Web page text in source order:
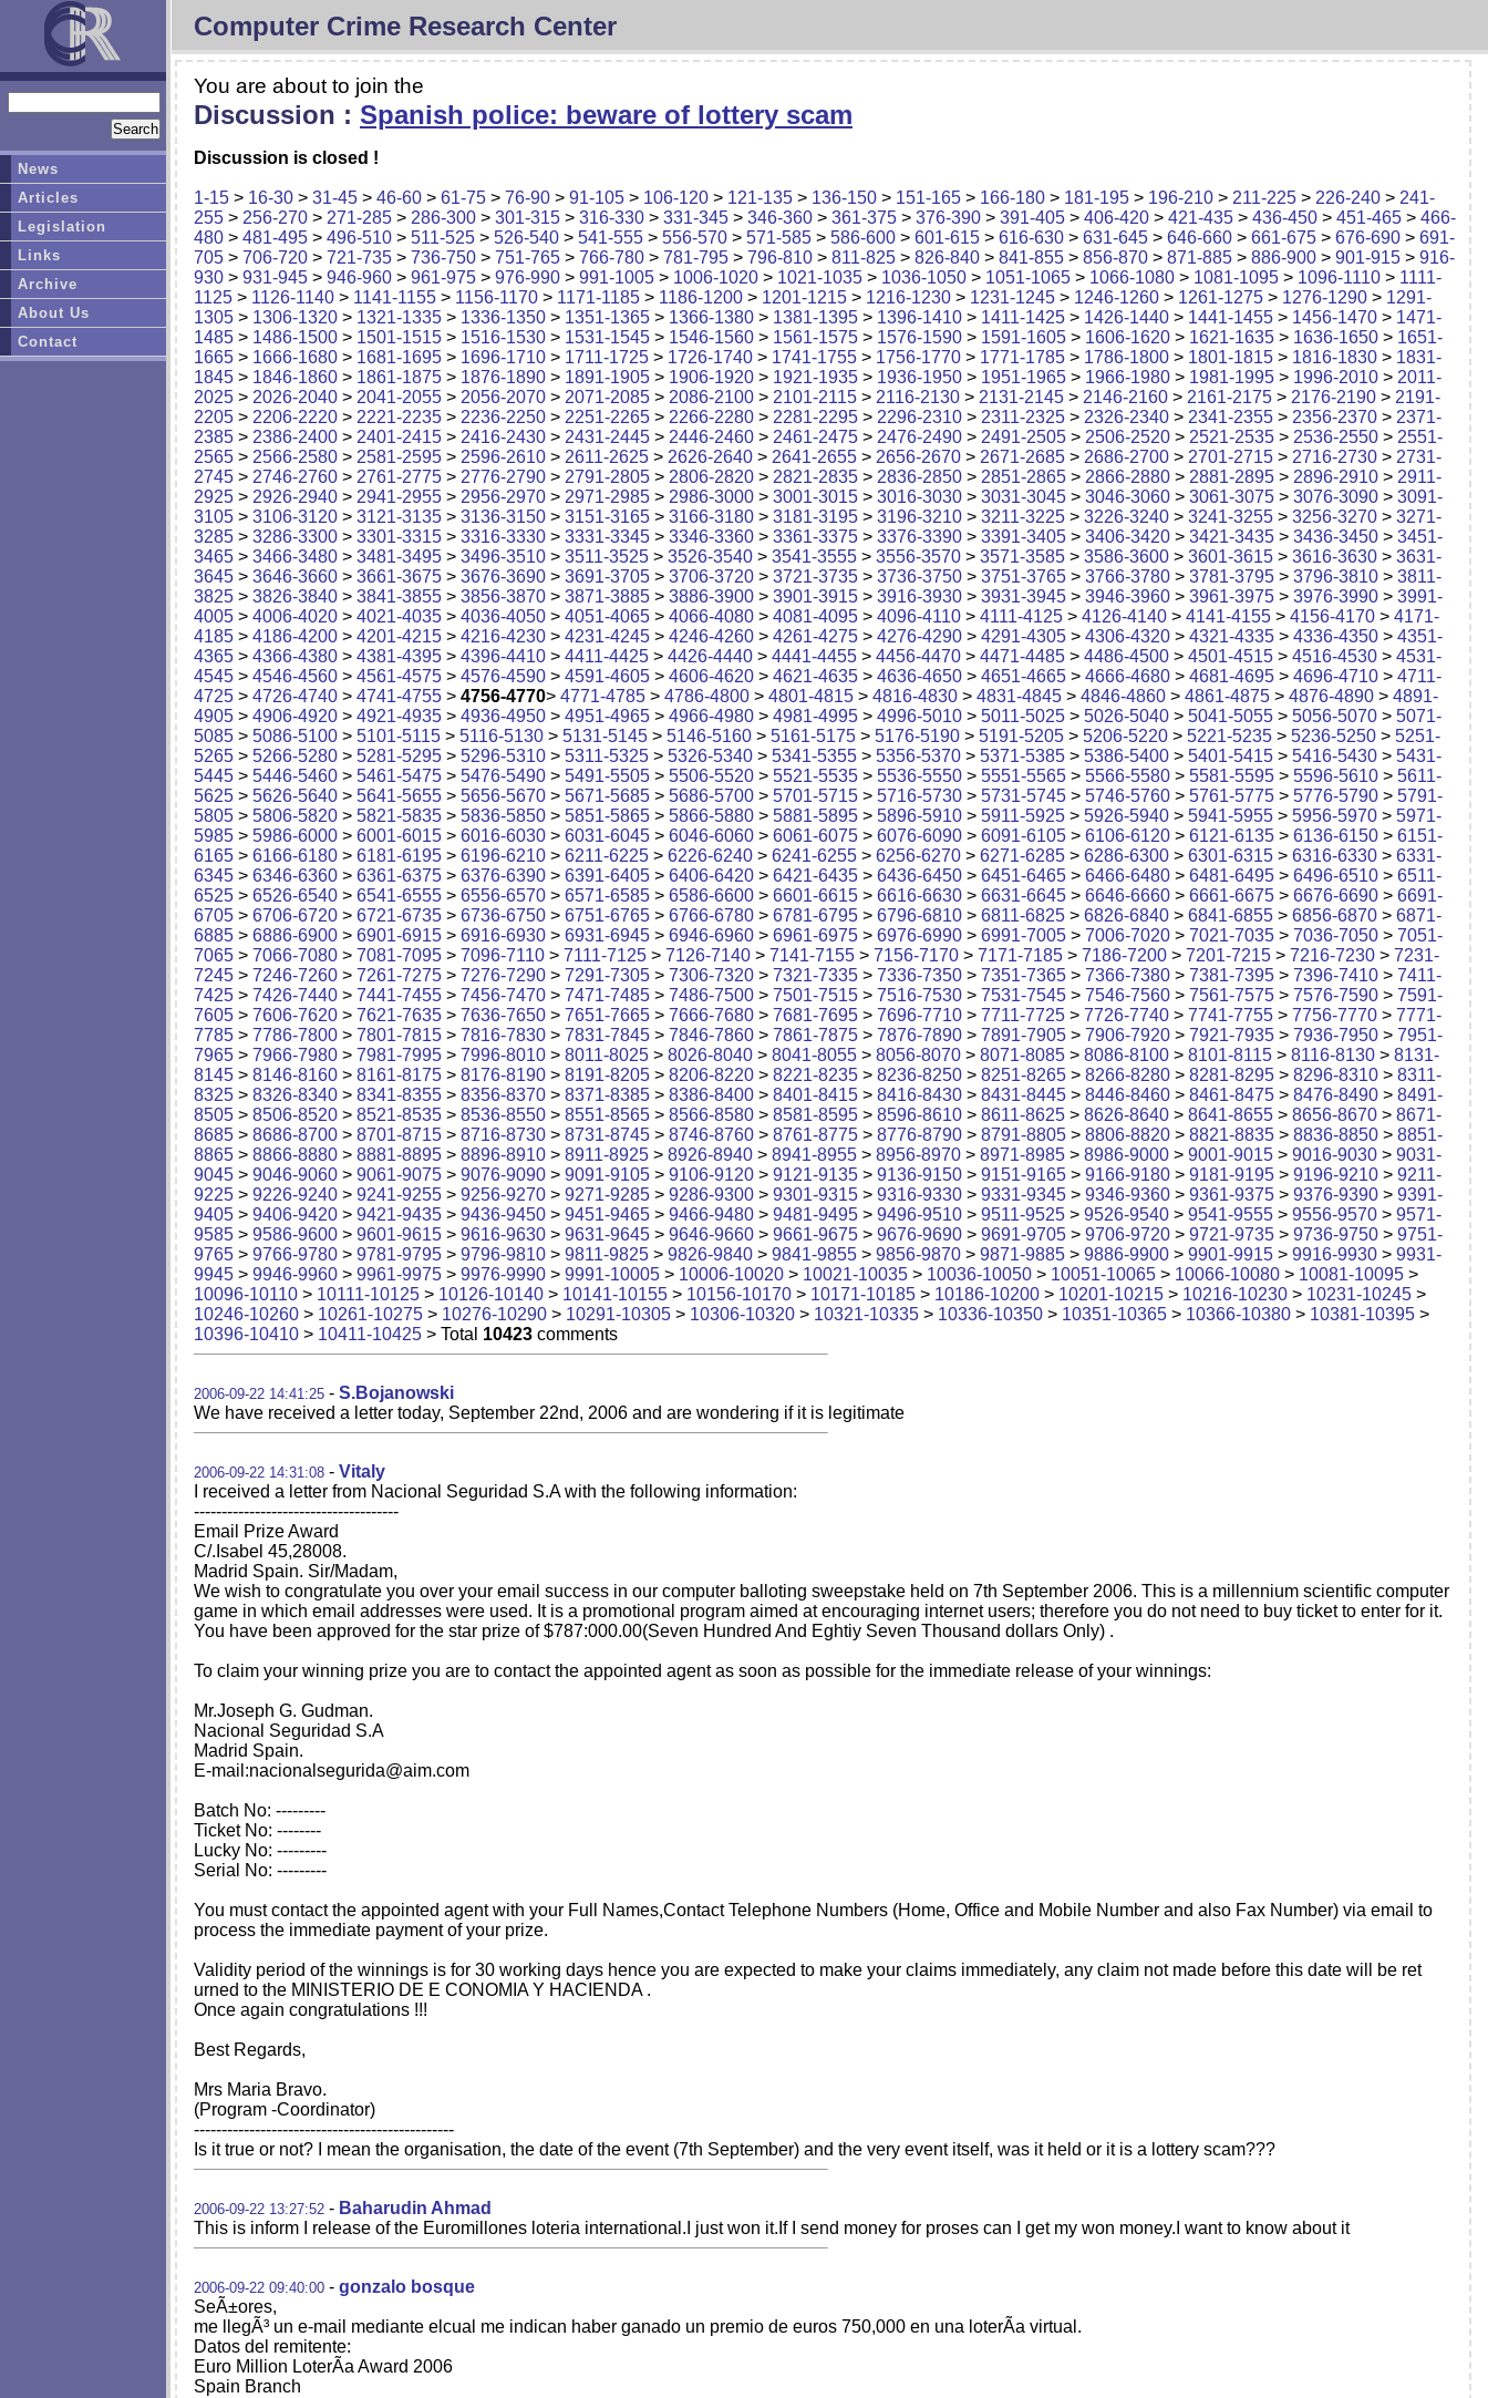
Computer Crime Research Center
You are about to join the
Discussion : Spanish police: beware of lottery scam
Discussion is closed !
1-15 > 16-30 > 31-45 > 46-60 > 61-75 > 76-90 > 91-105 > 106-120 > 121-135 > 136-150 > 151-165 > 166-180 > 181-195 > 196-210 > 211-225 > 226-240 > 241-
255 > 256-270 > 271-285 > 286-300 > 301-315 > 316-330 > 331-345 > 346-360 > 361-375 > 376-390 > 391-405 > 406-420 > 421-435 > 436-450 > 451-465 > 466-
480 > 481-495 > 496-510 > 511-525 > 526-540 > 541-555 > 556-570 > 571-585 > 586-600 > 601-615 > 616-630 > 631-645 > 646-660 > 661-675 > 676-690 > 691-
705 > 706-720 > 721-735 > 736-750 > 751-765 > 766-780 > 781-795 > 796-810 > 811-825 > 826-840 > 841-855 > 856-870 > 871-885 > 886-900 > 901-915 > 916-
930 > 931-945 > 946-960 > 961-975 > 976-990 > 991-1005 > 1006-1020 > 1021-1035 > 1036-1050 > 1051-1065 > 1066-1080 > 1081-1095 > 1096-1110 > 1111-
1125 > 1126-1140 > 1141-1155 > 1156-1170 > 1171-1185 > 1186-1200 > 1201-1215 > 1216-1230 > 1231-1245 > 1246-1260 > 1261-1275 > 1276-1290 > 1291-
1305 > 1306-1320 > 1321-1335 > 1336-1350 > 1351-1365 > 1366-1380 > 1381-1395 > 1396-1410 > 1411-1425 > 1426-1440 > 1441-1455 > 1456-1470 > 1471-
1485 > 1486-1500 > 1501-1515 > 1516-1530 > 1531-1545 > 1546-1560 > 1561-1575 > 1576-1590 > 1591-1605 > 1606-1620 > 1621-1635 > 1636-1650 > 1651-
1665 > 1666-1680 > 1681-1695 > 1696-1710 > 1711-1725 > 1726-1740 > 1741-1755 > 1756-1770 > 1771-1785 > 1786-1800 > 1801-1815 > 1816-1830 > 1831-
1845 > 1846-1860 > 1861-1875 > 1876-1890 > 1891-1905 > 1906-1920 > 1921-1935 > 1936-1950 > 1951-1965 > 1966-1980 > 1981-1995 > 1996-2010 > 2011-
2025 > 2026-2040 > 2041-2055 > 2056-2070 > 2071-2085 > 2086-2100 > 2101-2115 > 2116-2130 > 2131-2145 > 2146-2160 > 2161-2175 > 2176-2190 > 2191-
2205 > 2206-2220 > 2221-2235 > 2236-2250 > 2251-2265 > 2266-2280 > 2281-2295 > 2296-2310 > 2311-2325 > 2326-2340 > 2341-2355 > 2356-2370 > 2371-
2385 > 2386-2400 > 2401-2415 > 2416-2430 > 2431-2445 > 2446-2460 > 2461-2475 > 2476-2490 > 2491-2505 > 2506-2520 > 2521-2535 > 2536-2550 > 2551-
2565 > 2566-2580 > 2581-2595 > 2596-2610 > 2611-2625 > 2626-2640 > 2641-2655 > 2656-2670 > 2671-2685 > 2686-2700 > 2701-2715 > 2716-2730 > 2731-
2745 > 2746-2760 > 2761-2775 > 2776-2790 > 2791-2805 > 2806-2820 > 2821-2835 > 2836-2850 > 2851-2865 > 2866-2880 > 2881-2895 > 2896-2910 > 2911-
2925 > 2926-2940 > 2941-2955 > 2956-2970 > 2971-2985 > 2986-3000 > 3001-3015 > 3016-3030 > 3031-3045 > 3046-3060 > 3061-3075 > 3076-3090 > 3091-
3105 > 3106-3120 > 3121-3135 > 3136-3150 > 3151-3165 > 3166-3180 > 3181-3195 > 3196-3210 > 3211-3225 > 3226-3240 > 3241-3255 > 3256-3270 > 3271-
3285 > 3286-3300 > 3301-3315 > 3316-3330 > 3331-3345 > 3346-3360 > 3361-3375 > 3376-3390 > 3391-3405 > 3406-3420 > 3421-3435 > 3436-3450 > 3451-
3465 > 3466-3480 > 3481-3495 > 3496-3510 > 3511-3525 > 3526-3540 > 3541-3555 > 3556-3570 > 3571-3585 > 3586-3600 > 3601-3615 > 3616-3630 > 3631-
3645 > 3646-3660 > 3661-3675 > 3676-3690 > 3691-3705 > 3706-3720 > 3721-3735 > 3736-3750 > 3751-3765 > 3766-3780 > 3781-3795 > 3796-3810 > 3811-
3825 > 3826-3840 > 3841-3855 > 3856-3870 > 3871-3885 > 3886-3900 > 3901-3915 > 3916-3930 > 3931-3945 > 3946-3960 > 3961-3975 > 3976-3990 > 3991-
4005 > 4006-4020 > 4021-4035 > 4036-4050 > 4051-4065 > 4066-4080 > 4081-4095 > 4096-4110 > 4111-4125 > 4126-4140 > 4141-4155 > 4156-4170 > 4171-
4185 > 4186-4200 > 4201-4215 > 4216-4230 > 4231-4245 > 4246-4260 > 4261-4275 > 4276-4290 > 4291-4305 > 4306-4320 > 4321-4335 > 4336-4350 > 4351-
4365 > 4366-4380 > 4381-4395 > 4396-4410 > 4411-4425 > 4426-4440 > 4441-4455 > 4456-4470 > 4471-4485 > 4486-4500 > 4501-4515 > 4516-4530 > 4531-
4545 > 4546-4560 > 4561-4575 > 4576-4590 > 4591-4605 > 4606-4620 > 4621-4635 > 4636-4650 > 4651-4665 > 4666-4680 > 4681-4695 > 4696-4710 > 4711-
4725 > 4726-4740 > 4741-4755 > 4756-4770> 4771-4785 > 4786-4800 > 4801-4815 > 4816-4830 > 4831-4845 > 4846-4860 > 4861-4875 > 4876-4890 > 4891-
4905 > 4906-4920 > 4921-4935 > 4936-4950 > 4951-4965 > 4966-4980 > 4981-4995 > 4996-5010 > 5011-5025 > 5026-5040 > 5041-5055 > 5056-5070 > 5071-
5085 > 5086-5100 > 5101-5115 > 5116-5130 > 5131-5145 > 5146-5160 > 5161-5175 > 5176-5190 > 5191-5205 > 5206-5220 > 5221-5235 > 5236-5250 > 5251-
5265 > 5266-5280 > 5281-5295 > 5296-5310 > 5311-5325 > 5326-5340 > 5341-5355 > 5356-5370 > 5371-5385 > 5386-5400 > 5401-5415 > 5416-5430 > 5431-
5445 > 5446-5460 > 5461-5475 > 5476-5490 > 5491-5505 > 5506-5520 > 5521-5535 > 5536-5550 > 5551-5565 > 5566-5580 > 5581-5595 > 5596-5610 > 5611-
5625 > 5626-5640 > 5641-5655 > 5656-5670 > 5671-5685 > 5686-5700 > 5701-5715 > 5716-5730 > 5731-5745 > 5746-5760 > 5761-5775 > 5776-5790 > 5791-
5805 > 5806-5820 > 5821-5835 > 5836-5850 > 5851-5865 > 5866-5880 > 5881-5895 > 5896-5910 > 5911-5925 > 5926-5940 > 5941-5955 > 5956-5970 > 5971-
5985 > 5986-6000 > 6001-6015 > 6016-6030 > 6031-6045 > 6046-6060 > 6061-6075 > 6076-6090 > 6091-6105 > 6106-6120 > 6121-6135 > 6136-6150 > 6151-
6165 > 6166-6180 > 6181-6195 > 6196-6210 > 6211-6225 > 6226-6240 > 6241-6255 > 6256-6270 > 6271-6285 > 6286-6300 > 6301-6315 > 6316-6330 > 6331-
6345 > 6346-6360 > 6361-6375 > 6376-6390 > 6391-6405 > 6406-6420 > 6421-6435 > 6436-6450 > 6451-6465 > 6466-6480 > 6481-6495 > 6496-6510 > 6511-
6525 > 6526-6540 > 6541-6555 > 6556-6570 > 6571-6585 > 6586-6600 > 6601-6615 > 6616-6630 > 6631-6645 > 6646-6660 > 6661-6675 > 6676-6690 > 6691-
6705 > 6706-6720 > 6721-6735 > 6736-6750 > 6751-6765 > 6766-6780 > 6781-6795 > 6796-6810 > 6811-6825 > 6826-6840 > 6841-6855 > 6856-6870 > 6871-
6885 > 6886-6900 > 6901-6915 > 6916-6930 > 6931-6945 > 6946-6960 > 6961-6975 > 6976-6990 > 6991-7005 > 7006-7020 > 7021-7035 > 7036-7050 > 7051-
7065 > 7066-7080 > 7081-7095 > 7096-7110 > 7111-7125 > 7126-7140 > 7141-7155 > 7156-7170 > 7171-7185 > 7186-7200 > 7201-7215 > 7216-7230 > 7231-
7245 > 7246-7260 > 7261-7275 > 7276-7290 > 7291-7305 > 7306-7320 > 7321-7335 > 7336-7350 > 7351-7365 > 7366-7380 > 7381-7395 > 7396-7410 > 7411-
7425 > 7426-7440 > 7441-7455 > 7456-7470 > 7471-7485 > 7486-7500 > 7501-7515 > 7516-7530 > 7531-7545 > 7546-7560 > 7561-7575 > 7576-7590 > 7591-
7605 > 7606-7620 > 7621-7635 > 7636-7650 > 7651-7665 > 7666-7680 > 7681-7695 > 7696-7710 > 7711-7725 > 7726-7740 > 7741-7755 > 7756-7770 > 7771-
7785 > 7786-7800 > 7801-7815 > 7816-7830 > 7831-7845 > 7846-7860 > 7861-7875 > 7876-7890 > 7891-7905 > 7906-7920 > 7921-7935 > 7936-7950 > 7951-
7965 > 7966-7980 > 7981-7995 > 7996-8010 > 8011-8025 > 8026-8040 > 8041-8055 > 8056-8070 > 8071-8085 > 8086-8100 > 8101-8115 > 8116-8130 > 8131-
8145 > 8146-8160 > 8161-8175 > 8176-8190 > 8191-8205 > 8206-8220 > 8221-8235 > 8236-8250 > 8251-8265 > 8266-8280 > 8281-8295 > 8296-8310 > 8311-
8325 > 8326-8340 > 8341-8355 > 8356-8370 > 8371-8385 > 8386-8400 > 8401-8415 > 8416-8430 > 8431-8445 > 8446-8460 > 8461-8475 > 8476-8490 > 8491-
8505 > 8506-8520 > 8521-8535 > 8536-8550 > 8551-8565 > 8566-8580 > 8581-8595 > 8596-8610 > 8611-8625 > 8626-8640 > 8641-8655 > 8656-8670 > 8671-
8685 > 8686-8700 > 8701-8715 > 8716-8730 > 8731-8745 > 8746-8760 > 8761-8775 > 8776-8790 > 8791-8805 > 8806-8820 > 8821-8835 > 8836-8850 > 8851-
8865 > 8866-8880 > 8881-8895 > 8896-8910 > 8911-8925 > 8926-8940 > 8941-8955 > 8956-8970 > 8971-8985 > 8986-9000 > 9001-9015 > 9016-9030 > 9031-
9045 > 9046-9060 > 9061-9075 > 9076-9090 > 9091-9105 > 9106-9120 > 9121-9135 > 9136-9150 > 9151-9165 > 9166-9180 > 9181-9195 > 9196-9210 > 9211-
9225 > 9226-9240 > 9241-9255 > 9256-9270 > 9271-9285 > 9286-9300 > 9301-9315 > 9316-9330 > 9331-9345 > 9346-9360 > 9361-9375 > 9376-9390 > 9391-
9405 > 9406-9420 > 9421-9435 > 9436-9450 > 9451-9465 > 9466-9480 > 9481-9495 > 9496-9510 > 9511-9525 > 9526-9540 > 9541-9555 > 9556-9570 > 9571-
9585 > 9586-9600 > 9601-9615 > 9616-9630 > 9631-9645 > 9646-9660 > 9661-9675 > 9676-9690 > 9691-9705 > 9706-9720 > 9721-9735 > 9736-9750 > 9751-
9765 > 9766-9780 > 9781-9795 > 9796-9810 > 9811-9825 > 9826-9840 > 9841-9855 > 9856-9870 > 9871-9885 > 9886-9900 > 9901-9915 > 9916-9930 > 9931-
9945 > 9946-9960 > 9961-9975 > 9976-9990 > 9991-10005 > 10006-10020 > 10021-10035 > 10036-10050 > 10051-10065 > 10066-10080 > 10081-10095 >
10096-10110 > 10111-10125 > 10126-10140 > 10141-10155 > 10156-10170 > 10171-10185 > 10186-10200 > 10201-10215 > 10216-10230 > 10231-10245 >
10246-10260 > 10261-10275 > 10276-10290 > 10291-10305 > 10306-10320 > 10321-10335 > 10336-10350 > 10351-10365 > 10366-10380 > 10381-10395 >
10396-10410 > 10411-10425 > Total 10423 comments
2006-09-22 14:41:25 - S.Bojanowski
We have received a letter today, September 22nd, 2006 and are wondering if it is legitimate
2006-09-22 14:31:08 - Vitaly
I received a letter from Nacional Seguridad S.A with the following information:
-------------------------------------
Email Prize Award
C/.Isabel 45,28008.
Madrid Spain. Sir/Madam,
We wish to congratulate you over your email success in our computer balloting sweepstake held on 7th September 2006. This is a millennium scientific computer
game in which email addresses were used. It is a promotional program aimed at encouraging internet users; therefore you do not need to buy ticket to enter for it.
You have been approved for the star prize of $787:000.00(Seven Hundred And Eghtiy Seven Thousand dollars Only) .
To claim your winning prize you are to contact the appointed agent as soon as possible for the immediate release of your winnings:
Mr.Joseph G. Gudman.
Nacional Seguridad S.A
Madrid Spain.
E-mail:nacionalsegurida@aim.com
Batch No: ---------
Ticket No: --------
Lucky No: ---------
Serial No: ---------
You must contact the appointed agent with your Full Names,Contact Telephone Numbers (Home, Office and Mobile Number and also Fax Number) via email to
process the immediate payment of your prize.
Validity period of the winnings is for 30 working days hence you are expected to make your claims immediately, any claim not made before this date will be ret
urned to the MINISTERIO DE E CONOMIA Y HACIENDA .
Once again congratulations !!!
Best Regards,
Mrs Maria Bravo.
(Program -Coordinator)
-----------------------------------------------
Is it true or not? I mean the organisation, the date of the event (7th September) and the very event itself, was it held or it is a lottery scam???
2006-09-22 13:27:52 - Baharudin Ahmad
This is inform I release of the Euromillones loteria international.I just won it.If I send money for proses can I get my won money.I want to know about it
2006-09-22 09:40:00 - gonzalo bosque
SeÃ±ores,
me llegÃ³ un e-mail mediante elcual me indican haber ganado un premio de euros 750,000 en una loterÃ­a virtual.
Datos del remitente:
Euro Million LoterÃ­a Award 2006
Spain Branch
News
Articles
Legislation
Links
Archive
About Us
Contact